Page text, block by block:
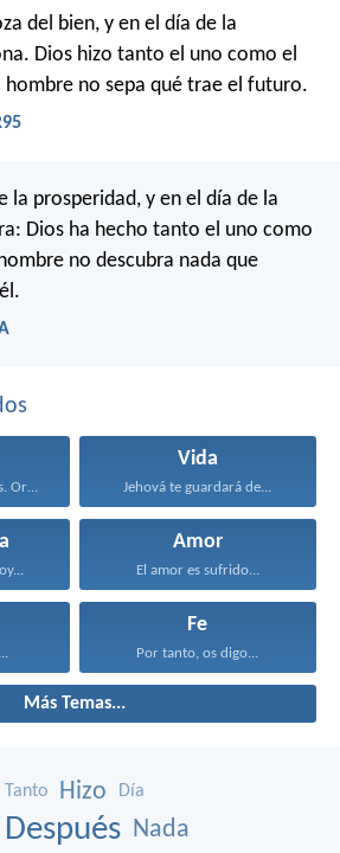
del bien, y en el día de la
Dios hizo tanto el uno como el
no sepa qué trae el futuro.
la prosperidad, y en el día de la
Dios ha hecho tanto el uno como
no descubra nada que
Estad siempre gozosos. Orad...
Vida
Jehová te guardará de...
Amor
El amor es sufrido...
Fe
Por tanto, os digo...
Más Temas...
Tanto Hizo Día
Después Nada